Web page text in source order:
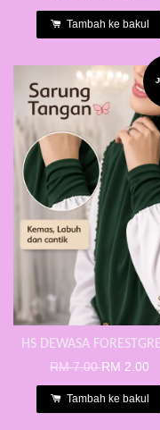
Tambah ke bakul
HS DEWASA
RM 7.00RM 2.00
Tambah ke bakul